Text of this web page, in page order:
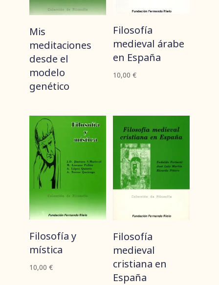
Mis
meditaciones
desde el
modelo
genético
Filosofía
medieval árabe
en España
10,00 €
Filosofía y
mística
10,00 €
Filosofía
medieval
cristiana en
España